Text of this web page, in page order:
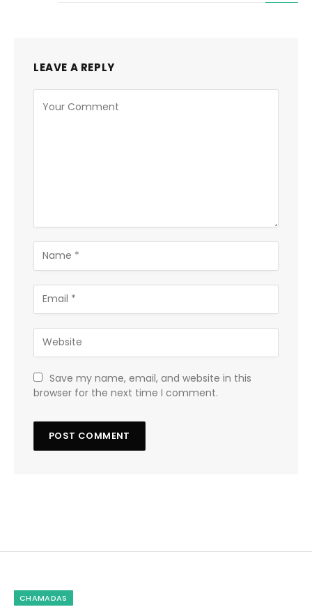
LEAVE A REPLY
Save my name, email, and website in this
browser for the next time I comment.
CHAMADAS